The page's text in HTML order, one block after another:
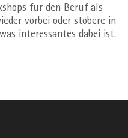
für den Beruf als
vorbei oder stöbere in
interessantes dabei ist.